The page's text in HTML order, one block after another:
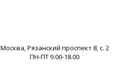
Москва, Рязанский проспект 8, с. 2
ПН-ПТ 9.00-18.00